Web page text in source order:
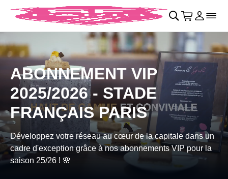
Retour au menu principal􀄫
􀊫 Cart
􀍩 Se
􀉩􀌇
ABONNEMENT VIP
2025/2026 - STADE
FRANÇAIS PARIS
Développez votre réseau au cœur de la capitale dans un
cadre d'exception grâce à nos abonnements VIP pour la
saison 25/26 ! 🌸